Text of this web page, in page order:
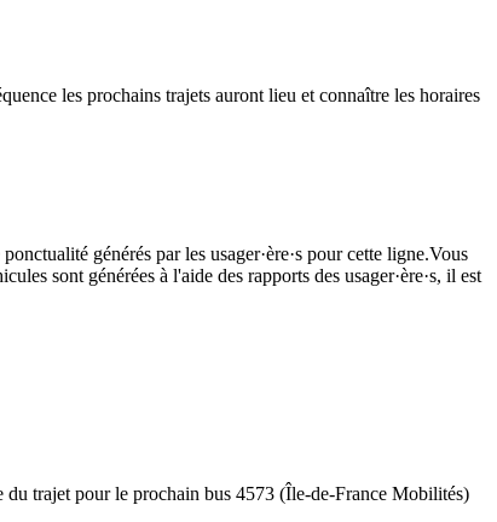
les prochains trajets auront lieu et connaître les horaires
générés par les usager·ère·s pour cette ligne.Vous
sont générées à l'aide des rapports des usager·ère·s, il est
trajet pour le prochain bus 4573 (Île-de-France Mobilités)